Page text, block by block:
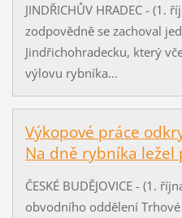
JINDŘICHŮV HRADEC - (1.
zodpovědně se zachoval
Jindřichohradecku, který
výlovu rybníka...
Výkopové práce
Na dně rybníka ležel
ČESKÉ BUDĚJOVICE - (1.
obvodního oddělení